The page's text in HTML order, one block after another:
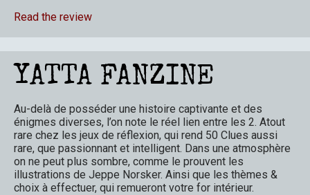
Read the review
YATTA FANZINE
Au-delà de posséder une histoire captivante et des
énigmes diverses, l’on note le réel lien entre les 2. Atout
rare chez les jeux de réflexion, qui rend 50 Clues aussi
rare, que passionnant et intelligent. Dans une atmosphère
on ne peut plus sombre, comme le prouvent les
illustrations de Jeppe Norsker. Ainsi que les thèmes &
choix à effectuer, qui remueront votre for intérieur.